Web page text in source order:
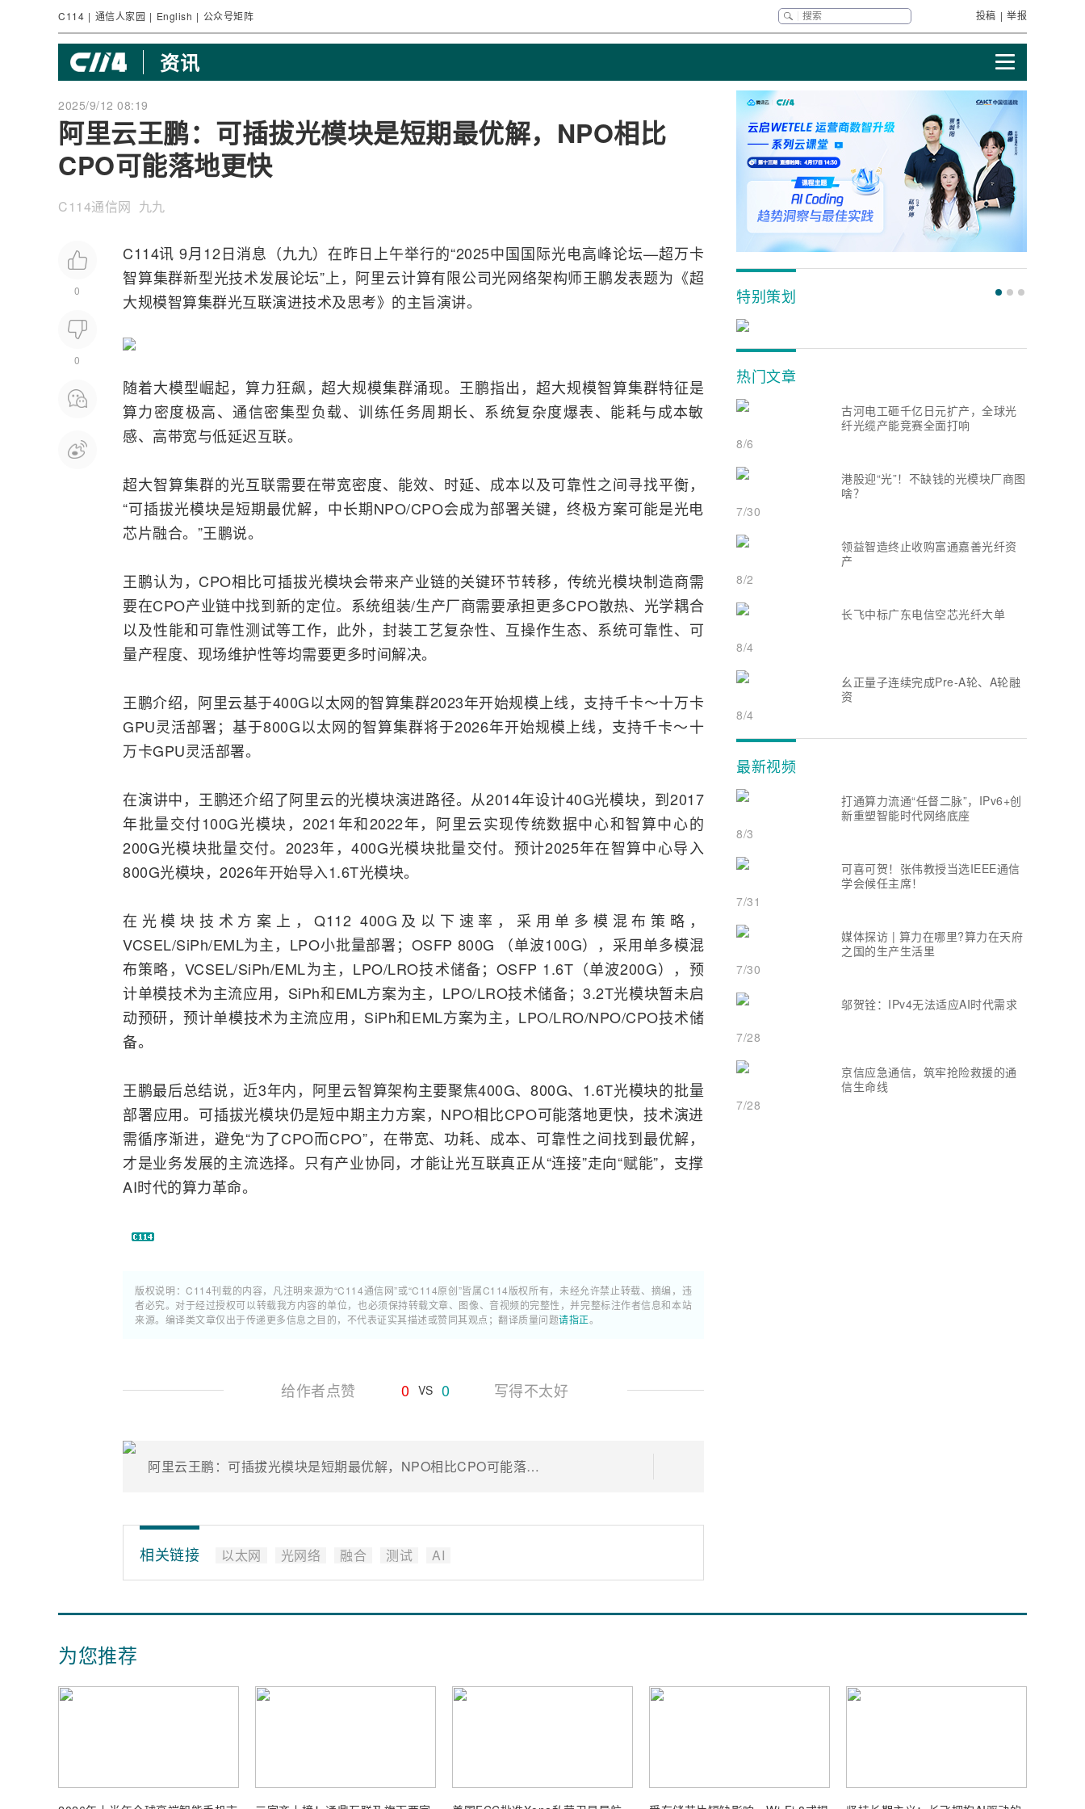
C114 | 通信人家园 | English | 公众号矩阵 投稿 | 举报
资讯
2025/9/12 08:19
阿里云王鹏：可插拔光模块是短期最优解，NPO相比
CPO可能落地更快
C114通信网 九九
0
0
C114讯 9月12日消息（九九）在昨日上午举行的“2025中国国际光电高峰论坛—超万卡
智算集群新型光技术发展论坛”上，阿里云计算有限公司光网络架构师王鹏发表题为《超
大规模智算集群光互联演进技术及思考》的主旨演讲。
随着大模型崛起，算力狂飙，超大规模集群涌现。王鹏指出，超大规模智算集群特征是
算力密度极高、通信密集型负载、训练任务周期长、系统复杂度爆表、能耗与成本敏
感、高带宽与低延迟互联。
超大智算集群的光互联需要在带宽密度、能效、时延、成本以及可靠性之间寻找平衡，
“可插拔光模块是短期最优解，中长期NPO/CPO会成为部署关键，终极方案可能是光电
芯片融合。”王鹏说。
王鹏认为，CPO相比可插拔光模块会带来产业链的关键环节转移，传统光模块制造商需
要在CPO产业链中找到新的定位。系统组装/生产厂商需要承担更多CPO散热、光学耦合
以及性能和可靠性测试等工作，此外，封装工艺复杂性、互操作生态、系统可靠性、可
量产程度、现场维护性等均需要更多时间解决。
王鹏介绍，阿里云基于400G以太网的智算集群2023年开始规模上线，支持千卡～十万卡
GPU灵活部署；基于800G以太网的智算集群将于2026年开始规模上线，支持千卡～十
万卡GPU灵活部署。
在演讲中，王鹏还介绍了阿里云的光模块演进路径。从2014年设计40G光模块，到2017
年批量交付100G光模块，2021年和2022年，阿里云实现传统数据中心和智算中心的
200G光模块批量交付。2023年，400G光模块批量交付。预计2025年在智算中心导入
800G光模块，2026年开始导入1.6T光模块。
在光模块技术方案上，Q112 400G及以下速率，采用单多模混布策略，
VCSEL/SiPh/EML为主，LPO小批量部署；OSFP 800G （单波100G），采用单多模混
布策略，VCSEL/SiPh/EML为主，LPO/LRO技术储备；OSFP 1.6T（单波200G），预
计单模技术为主流应用，SiPh和EML方案为主，LPO/LRO技术储备；3.2T光模块暂未启
动预研，预计单模技术为主流应用，SiPh和EML方案为主，LPO/LRO/NPO/CPO技术储
备。
王鹏最后总结说，近3年内，阿里云智算架构主要聚焦400G、800G、1.6T光模块的批量
部署应用。可插拔光模块仍是短中期主力方案，NPO相比CPO可能落地更快，技术演进
需循序渐进，避免“为了CPO而CPO”，在带宽、功耗、成本、可靠性之间找到最优解，
才是业务发展的主流选择。只有产业协同，才能让光互联真正从“连接”走向“赋能”，支撑
AI时代的算力革命。
版权说明：C114刊载的内容，凡注明来源为“C114通信网”或“C114原创”皆属C114版权所有，未经允许禁止转载、摘编，违
者必究。对于经过授权可以转载我方内容的单位，也必须保持转载文章、图像、音视频的完整性，并完整标注作者信息和本站
来源。编译类文章仅出于传递更多信息之目的，不代表证实其描述或赞同其观点；翻译质量问题请指正。
给作者点赞 0 VS 0 写得不太好
阿里云王鹏：可插拔光模块是短期最优解，NPO相比CPO可能落地更快
相关链接 以太网 光网络 融合 测试 AI
特别策划
热门文章
古河电工砸千亿日元扩产，全球光
纤光缆产能竞赛全面打响
8/6
港股迎“光”！不缺钱的光模块厂商图
啥？
7/30
领益智造终止收购富通嘉善光纤资
产
8/2
长飞中标广东电信空芯光纤大单
8/4
幺正量子连续完成Pre-A轮、A轮融
资
8/4
最新视频
打通算力流通“任督二脉”，IPv6+创
新重塑智能时代网络底座
8/3
可喜可贺！张伟教授当选IEEE通信
学会候任主席！
7/31
媒体探访 | 算力在哪里?算力在天府
之国的生产生活里
7/30
邬贺铨：IPv4无法适应AI时代需求
7/28
京信应急通信，筑牢抢险救援的通
信生命线
7/28
为您推荐